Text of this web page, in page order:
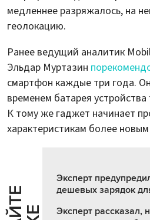
медленнее разряжалось, на
геолокацию.
Ранее ведущий аналитик
Эльдар Муртазин
смартфон каждые три года.
временем батарея
К тому же гаджет начинает
характеристикам более
Эксперт
дешевых зарядок
Эксперт рассказал,